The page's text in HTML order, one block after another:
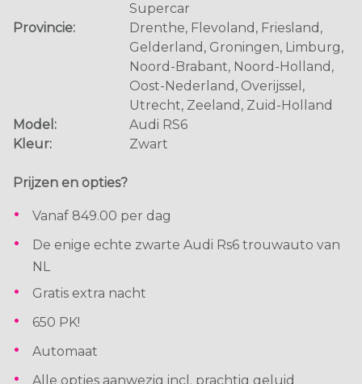
Supercar
Provincie:
Drenthe, Flevoland, Friesland,
Gelderland, Groningen, Limburg,
Noord-Brabant, Noord-Holland,
Oost-Nederland, Overijssel,
Utrecht, Zeeland, Zuid-Holland
Model:
Audi RS6
Kleur:
Zwart
Prijzen en opties?
Vanaf 849.00 per dag
De enige echte zwarte Audi Rs6 trouwauto van
NL
Gratis extra nacht
650 PK!
Automaat
Alle opties aanwezig incl. prachtig geluid